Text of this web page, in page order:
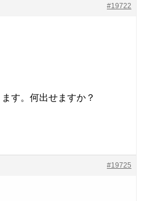
#19722
す。何出せますか？
#19725